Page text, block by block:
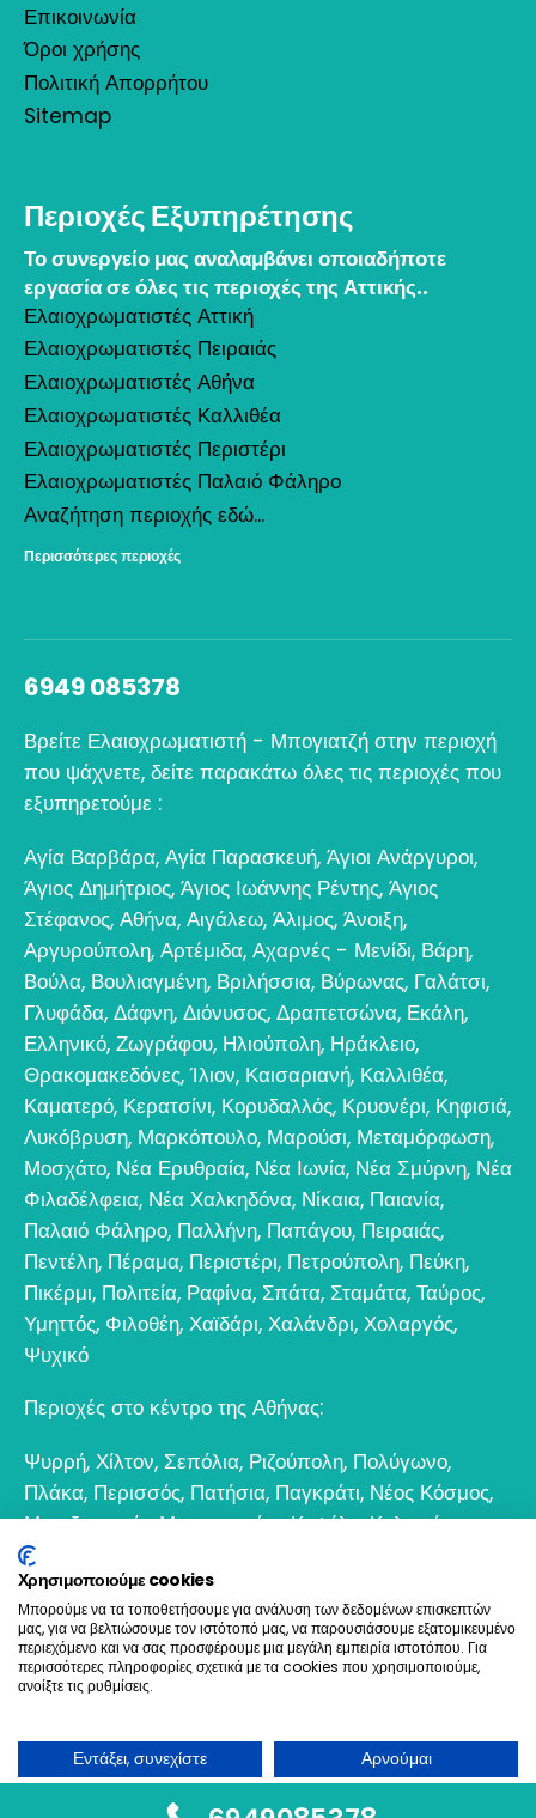
Επικοινωνία
Όροι χρήσης
Πολιτική Απορρήτου
Sitemap
Περιοχές Εξυπηρέτησης
Το συνεργείο μας αναλαμβάνει οποιαδήποτε
εργασία σε όλες τις περιοχές της Αττικής..
Ελαιοχρωματιστές Αττική
Ελαιοχρωματιστές Πειραιάς
Ελαιοχρωματιστές Αθήνα
Ελαιοχρωματιστές Καλλιθέα
Ελαιοχρωματιστές Περιστέρι
Ελαιοχρωματιστές Παλαιό Φάληρο
Αναζήτηση περιοχής εδώ...
Περισσότερες περιοχές
6949 085378
Βρείτε Ελαιοχρωματιστή - Μπογιατζή στην περιοχή
που ψάχνετε, δείτε παρακάτω όλες τις περιοχές που
εξυπηρετούμε :
Αγία Βαρβάρα, Αγία Παρασκευή, Άγιοι Ανάργυροι,
Άγιος Δημήτριος, Άγιος Ιωάννης Ρέντης, Άγιος
Στέφανος, Αθήνα, Αιγάλεω, Άλιμος, Άνοιξη,
Αργυρούπολη, Αρτέμιδα, Αχαρνές - Μενίδι, Βάρη,
Βούλα, Βουλιαγμένη, Βριλήσσια, Βύρωνας, Γαλάτσι,
Γλυφάδα, Δάφνη, Διόνυσος, Δραπετσώνα, Εκάλη,
Ελληνικό, Ζωγράφου, Ηλιούπολη, Ηράκλειο,
Θρακομακεδόνες,Ίλιον, Καισαριανή, Καλλιθέα,
Καματερό, Κερατσίνι, Κορυδαλλός, Κρυονέρι, Κηφισιά,
Λυκόβρυση, Μαρκόπουλο, Μαρούσι, Μεταμόρφωση,
Μοσχάτο, Νέα Ερυθραία, Νέα Ιωνία, Νέα Σμύρνη, Νέα
Φιλαδέλφεια, Νέα Χαλκηδόνα, Νίκαια, Παιανία,
Παλαιό Φάληρο, Παλλήνη, Παπάγου, Πειραιάς,
Πεντέλη, Πέραμα, Περιστέρι, Πετρούπολη, Πεύκη,
Πικέρμι, Πολιτεία, Ραφίνα, Σπάτα, Σταμάτα, Ταύρος,
Υμηττός, Φιλοθέη, Χαϊδάρι, Χαλάνδρι, Χολαργός,
Ψυχικό
Περιοχές στο κέντρο της Αθήνας:
Ψυρρή, Χίλτον, Σεπόλια, Ριζούπολη, Πολύγωνο,
Πλάκα, Περισσός, Πατήσια, Παγκράτι, Νέος Κόσμος,
Μεταξουργείο,Μοναστηράκι,Κυψέλη,Κολωνός,
Κολωνάκι
Βοτανικός
6932 698693
Create & Hosting by Goldensites
Χρησιμοποιούμε cookies
Μπορούμε να τα τοποθετήσουμε για ανάλυση των δεδομένων επισκεπτών
μας, για να βελτιώσουμε τον ιστότοπό μας, να παρουσιάσουμε εξατομικευμένο
περιεχόμενο και να σας προσφέρουμε μια μεγάλη εμπειρία ιστοτόπου. Για
περισσότερες πληροφορίες σχετικά με τα cookies που χρησιμοποιούμε,
ανοίξτε τις ρυθμίσεις.
Εντάξει, συνεχίστε
Αρνούμαι
Όχι, να προσαρμοστεί